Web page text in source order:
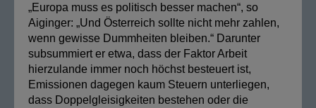
„Europa muss es politisch besser machen“, so
Aiginger: „Und Österreich sollte nicht mehr zahlen,
wenn gewisse Dummheiten bleiben.“ Darunter
subsummiert er etwa, dass der Faktor Arbeit
hierzulande immer noch höchst besteuert ist,
Emissionen dagegen kaum Steuern unterliegen,
dass Doppelgleisigkeiten bestehen oder die